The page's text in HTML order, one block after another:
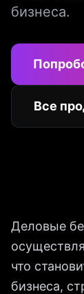
бизнеса.
Все
Деловые
что
бизнеса,